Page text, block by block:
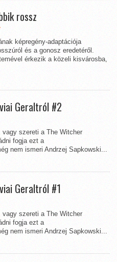
rossz
képregény-adaptációja
és a gonosz eredetéről.
érkezik a közeli kisvárosba,
Geraltról #2
szereti a The Witcher
fogja ezt a
nem ismeri Andrzej Sapkowski...
Geraltról #1
szereti a The Witcher
fogja ezt a
nem ismeri Andrzej Sapkowski...